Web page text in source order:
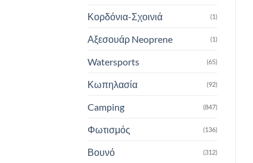
Κορδόνια-Σχοινιά (1)
Αξεσουάρ Neoprene (1)
Watersports (65)
Κωπηλασία (92)
Camping (847)
Φωτισμός (136)
Βουνό (312)